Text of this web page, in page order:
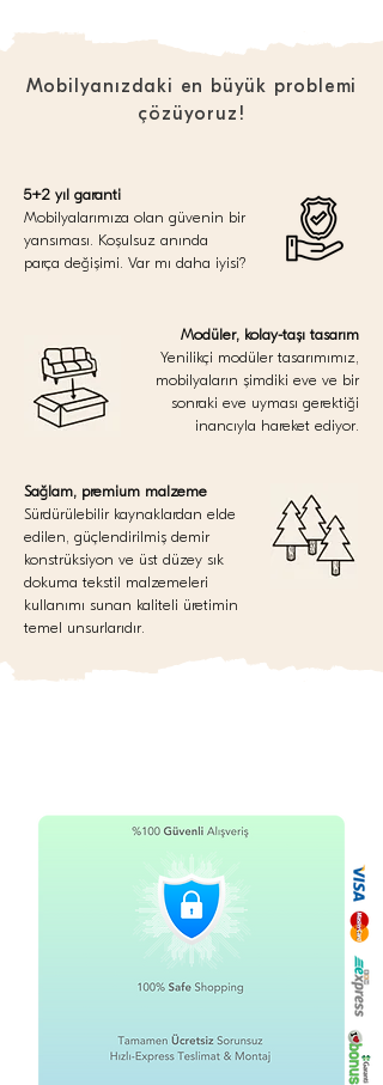
Mobilyanızdaki en büyük problemi
çözüyoruz!
5+2 yıl garanti
Mobilyalarımıza olan güvenin bir
yansıması. Koşulsuz anında
parça değişimi. Var mı daha iyisi?
Modüler, kolay-taşı tasarım
Yenilikçi modüler tasarımımız,
mobilyaların şimdiki eve ve bir
sonraki eve uyması gerektiği
inancıyla hareket ediyor.
Sağlam, premium malzeme
Sürdürülebilir kaynaklardan elde
edilen, güçlendirilmiş demir
konstrüksiyon ve üst düzey sık
dokuma tekstil malzemeleri
kullanımı sunan kaliteli üretimin
temel unsurlarıdır.